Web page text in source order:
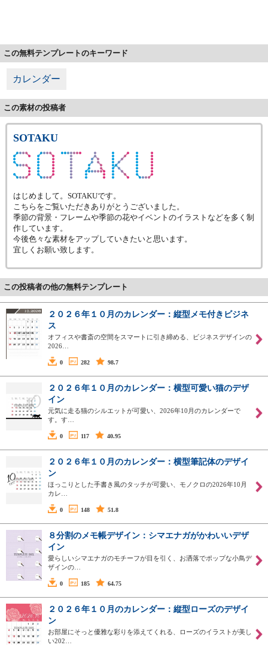
この無料テンプレートのキーワード
カレンダー
この素材の投稿者
SOTAKU
はじめまして。SOTAKUです。
こちらをご覧いただきありがとうございました。
季節の背景・フレームや季節の花やイベントのイラストなどを多く制
作しています。
今後色々な素材をアップしていきたいと思います。
宜しくお願い致します。
この投稿者の他の無料テンプレート
２０２６年１０月のカレンダー：縦型メモ付きビジネ
ス
オフィスや書斎の空間をスマートに引き締める、ビジネスデザインの
2026…
0 282 98.7
２０２６年１０月のカレンダー：横型可愛い猫のデザ
イン
元気に走る猫のシルエットが可愛い、2026年10月のカレンダーで
す。す…
0 117 40.95
２０２６年１０月のカレンダー：横型筆記体のデザイ
ン
ほっこりとした手書き風のタッチが可愛い、モノクロの2026年10月
カレ…
0 148 51.8
８分割のメモ帳デザイン：シマエナガがかわいいデザ
イン
愛らしいシマエナガのモチーフが目を引く、お洒落でポップな小鳥デ
ザインの…
0 185 64.75
２０２６年１０月のカレンダー：縦型ローズのデザイ
ン
お部屋にそっと優雅な彩りを添えてくれる、ローズのイラストが美し
い202…